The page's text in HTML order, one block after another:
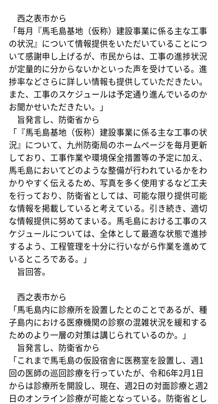
西之表市から
「毎月『馬毛島基地（仮称）建設事業に係る主な工事
の状況』について情報提供をいただいていることにつ
いて感謝申し上げるが、市民からは、工事の進捗状況
が定量的に分からないかといった声を受けている。進
捗率などさらに詳しい情報も提供していただきたい。
また、工事のスケジュールは予定通り進んでいるのか
お聞かせいただきたい。」
旨発言し、防衛省から
「『馬毛島基地（仮称）建設事業に係る主な工事の状
況』について、九州防衛局のホームページを毎月更新
しており、工事作業や環境保全措置等の予定に加え、
馬毛島においてどのような整備が行われているかをわ
かりやすく伝えるため、写真を多く使用するなど工夫
を行っており、防衛省としては、可能な限り提供可能
な情報を掲載していると考えている。引き続き、適切
な情報提供に努めてまいる。馬毛島における工事のス
ケジュールについては、全体として最適な状態で進捗
するよう、工程管理を十分に行いながら作業を進めて
いるところである。」
旨回答。
西之表市から
「馬毛島内に診療所を設置したとのことであるが、種
子島内における医療機関の診察の混雑状況を緩和する
ためのより一層の対策は講じられているのか。」
旨発言し、防衛省から
「これまで馬毛島の仮設宿舎に医務室を設置し、週1
回の医師の巡回診療を行っていたが、令和6年2月1日
からは診療所を開設し、現在、週2日の対面診療と週2
日のオンライン診療が可能となっている。防衛省とし